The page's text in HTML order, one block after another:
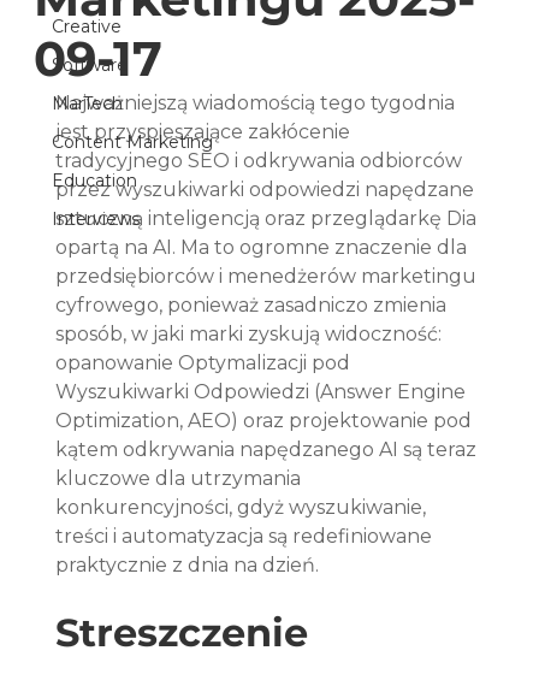
Creative
Software
MarTech
Content Marketing
Education
Interviews
09-17
Najważniejszą wiadomością tego tygodnia
jest przyspieszające zakłócenie
tradycyjnego SEO i odkrywania odbiorców
przez wyszukiwarki odpowiedzi napędzane
sztuczną inteligencją oraz przeglądarkę Dia
opartą na AI. Ma to ogromne znaczenie dla
przedsiębiorców i menedżerów marketingu
cyfrowego, ponieważ zasadniczo zmienia
sposób, w jaki marki zyskują widoczność:
opanowanie Optymalizacji pod
Wyszukiwarki Odpowiedzi (Answer Engine
Optimization, AEO) oraz projektowanie pod
kątem odkrywania napędzanego AI są teraz
kluczowe dla utrzymania
konkurencyjności, gdyż wyszukiwanie,
treści i automatyzacja są redefiniowane
praktycznie z dnia na dzień.
Streszczenie